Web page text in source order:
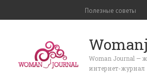
Полезные советы
Woman Journal —
интернет-журнал